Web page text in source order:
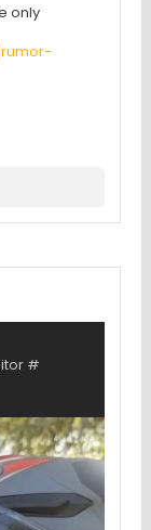
only
#